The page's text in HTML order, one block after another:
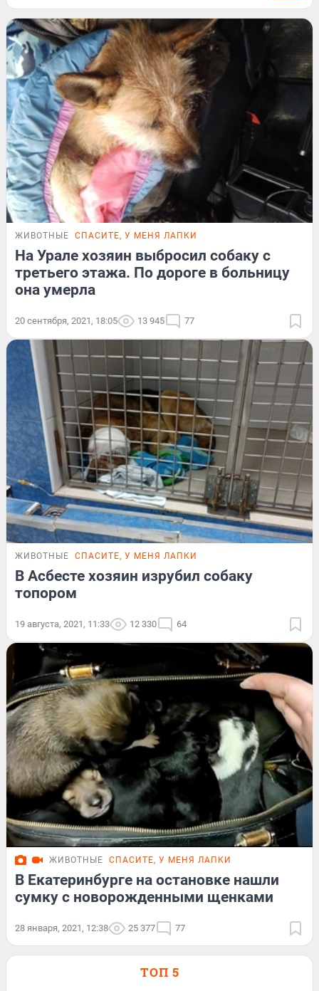
ЖИВОТНЫЕ СПАСИТЕ, У МЕНЯ ЛАПКИ
На Урале хозяин выбросил собаку с
третьего этажа. По дороге в больницу
она умерла
20 сентября, 2021, 18:05 13 945 77
ЖИВОТНЫЕ СПАСИТЕ, У МЕНЯ ЛАПКИ
В Асбесте хозяин изрубил собаку
топором
19 августа, 2021, 11:33 12 330 64
ЖИВОТНЫЕ СПАСИТЕ, У МЕНЯ ЛАПКИ
В Екатеринбурге на остановке нашли
сумку с новорожденными щенками
28 января, 2021, 12:38 25 377 77
ТОП 5